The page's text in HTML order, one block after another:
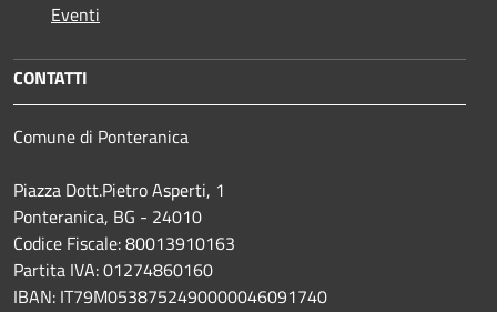
Eventi
CONTATTI
Comune di Ponteranica
Piazza Dott.Pietro Asperti, 1
Ponteranica, BG - 24010
Codice Fiscale: 80013910163
Partita IVA: 01274860160
IBAN: IT79M0538752490000046091740